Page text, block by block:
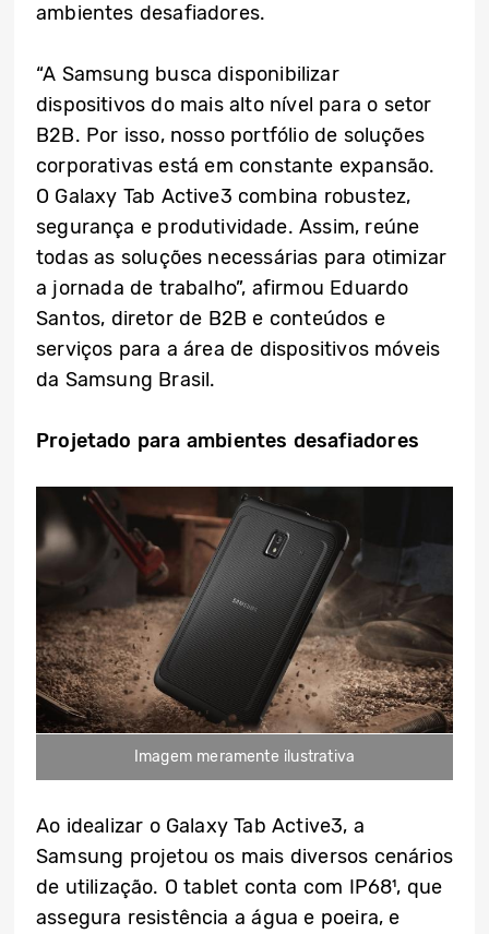
ambientes desafiadores.
“A Samsung busca disponibilizar
dispositivos do mais alto nível para o setor
B2B. Por isso, nosso portfólio de soluções
corporativas está em constante expansão.
O Galaxy Tab Active3 combina robustez,
segurança e produtividade. Assim, reúne
todas as soluções necessárias para otimizar
a jornada de trabalho”, afirmou Eduardo
Santos, diretor de B2B e conteúdos e
serviços para a área de dispositivos móveis
da Samsung Brasil.
Projetado para ambientes desafiadores
Imagem meramente ilustrativa
Ao idealizar o Galaxy Tab Active3, a
Samsung projetou os mais diversos cenários
de utilização. O tablet conta com IP68¹, que
assegura resistência a água e poeira, e